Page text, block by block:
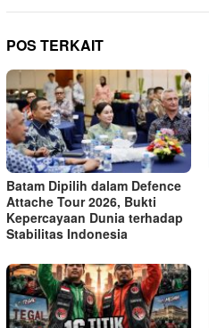
POS TERKAIT
Batam Dipilih dalam Defence
Attache Tour 2026, Bukti
Kepercayaan Dunia terhadap
Stabilitas Indonesia